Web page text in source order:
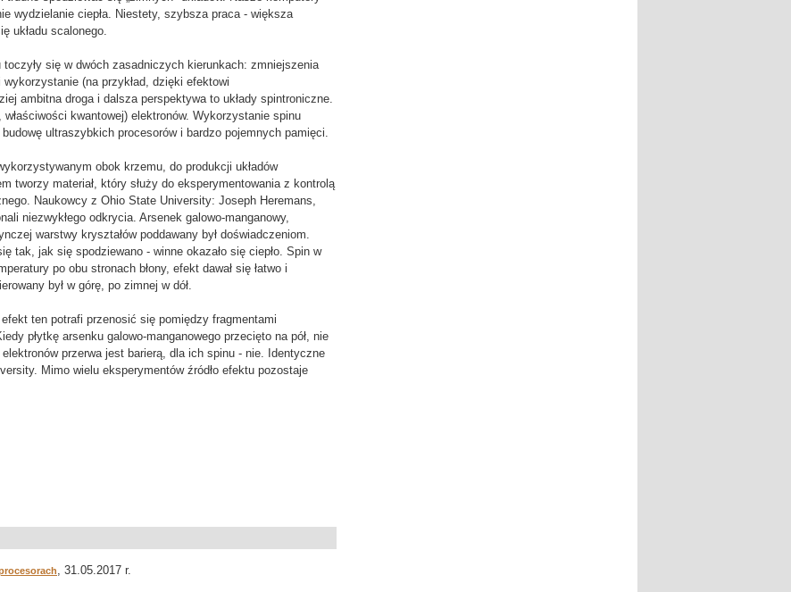
wydzielanie ciepła. Niestety, szybsza praca - większa
układu scalonego.
się w dwóch zasadniczych kierunkach: zmniejszenia
(na przykład, dzięki efektowi
ambitna droga i dalsza perspektywa to układy spintroniczne.
kwantowej) elektronów. Wykorzystanie spinu
ultraszybkich procesorów i bardzo pojemnych pamięci.
obok krzemu, do produkcji układów
tworzy materiał, który służy do eksperymentowania z kontrolą
Naukowcy z Ohio State University: Joseph Heremans,
niezwykłego odkrycia. Arsenek galowo-manganowy,
warstwy kryształów poddawany był doświadczeniom.
tak, jak się spodziewano - winne okazało się ciepło. Spin w
po obu stronach błony, efekt dawał się łatwo i
był w górę, po zimnej w dół.
ten potrafi przenosić się pomiędzy fragmentami
płytkę arsenku galowo-manganowego przecięto na pół, nie
elektronów przerwa jest barierą, dla ich spinu - nie. Identyczne
Mimo wielu eksperymentów źródło efektu pozostaje
, 31.05.2017 r.